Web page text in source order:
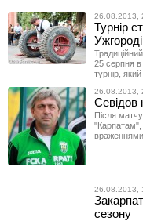
26.08.2013,
Турнір
25 серпня в
турнір,
26.08.2013,
Севідов
Після
"Карпатам",
враженнями
26.08.2013,
сезону